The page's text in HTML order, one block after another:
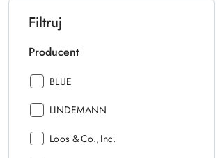
Filtruj
Producent
Producent:
BLUE
Producent:
LINDEMANN
Producent:
Loos & Co., Inc.